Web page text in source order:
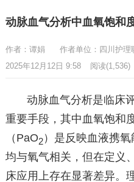
动脉血气分析中血氧饱和
作者：谭娟
作者单位：四川护理
2025年12月12日 9:58 阅读(1,536)
动脉血气分析是临床
重要手段，其中血氧饱和
（PaO2）是反映血液携
均与氧气相关，但在定义
床应用上存在显著差异。